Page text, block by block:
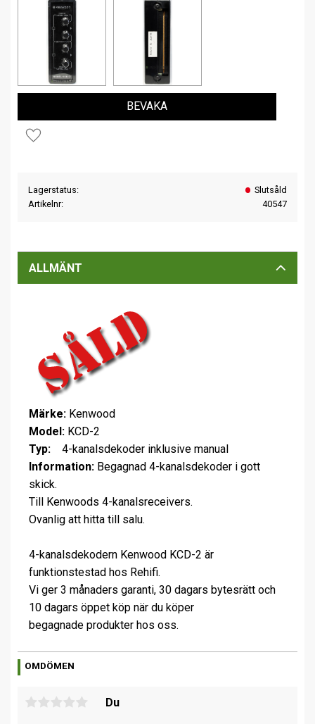
Lägg till i favoriter
BEVAKA
Lagerstatus
Slutsåld
Artikelnr
40547
ALLMÄNT
Märke: Kenwood
Model: KCD-2
Typ:
4-kanalsdekoder inklusive manual
Information: Begagnad 4-kanalsdekoder i gott
skick.
Till Kenwoods 4-kanalsreceivers.
Ovanlig att hitta till salu.
4-kanalsdekodern Kenwood KCD-2 är
funktionstestad hos Rehifi.
Vi ger 3 månaders garanti, 30 dagars bytesrätt och
10 dagars öppet köp när du köper
begagnade produkter hos oss.
OMDÖMEN
Du